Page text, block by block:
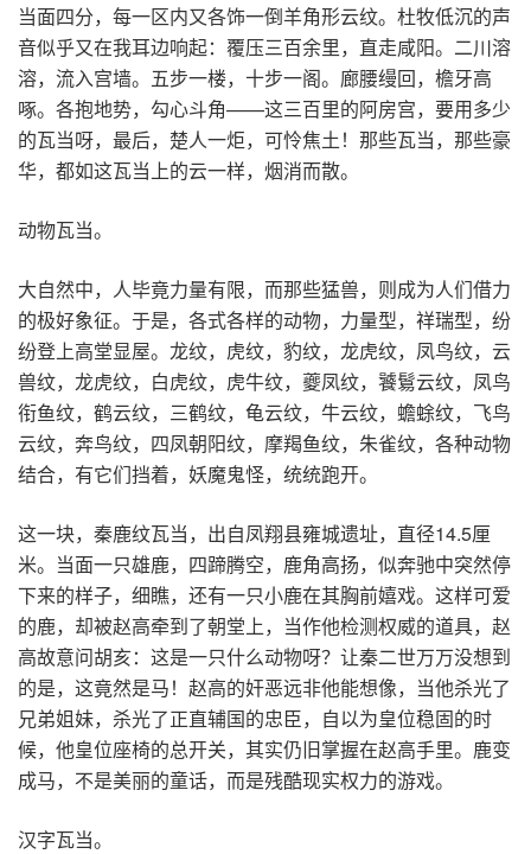
当面四分，每一区内又各饰一倒羊角形云纹。杜牧低沉的声
音似乎又在我耳边响起：覆压三百余里，直走咸阳。二川溶
溶，流入宫墙。五步一楼，十步一阁。廊腰缦回，檐牙高
啄。各抱地势，勾心斗角——这三百里的阿房宫，要用多少
的瓦当呀，最后，楚人一炬，可怜焦土！那些瓦当，那些豪
华，都如这瓦当上的云一样，烟消而散。
动物瓦当。
大自然中，人毕竟力量有限，而那些猛兽，则成为人们借力
的极好象征。于是，各式各样的动物，力量型，祥瑞型，纷
纷登上高堂显屋。龙纹，虎纹，豹纹，龙虎纹，凤鸟纹，云
兽纹，龙虎纹，白虎纹，虎牛纹，夔凤纹，饕鬄云纹，凤鸟
衔鱼纹，鹤云纹，三鹤纹，龟云纹，牛云纹，蟾蜍纹，飞鸟
云纹，奔鸟纹，四凤朝阳纹，摩羯鱼纹，朱雀纹，各种动物
结合，有它们挡着，妖魔鬼怪，统统跑开。
这一块，秦鹿纹瓦当，出自凤翔县雍城遗址，直径14.5厘
米。当面一只雄鹿，四蹄腾空，鹿角高扬，似奔驰中突然停
下来的样子，细瞧，还有一只小鹿在其胸前嬉戏。这样可爱
的鹿，却被赵高牵到了朝堂上，当作他检测权威的道具，赵
高故意问胡亥：这是一只什么动物呀？让秦二世万万没想到
的是，这竟然是马！赵高的奸恶远非他能想像，当他杀光了
兄弟姐妹，杀光了正直辅国的忠臣，自以为皇位稳固的时
候，他皇位座椅的总开关，其实仍旧掌握在赵高手里。鹿变
成马，不是美丽的童话，而是残酷现实权力的游戏。
汉字瓦当。